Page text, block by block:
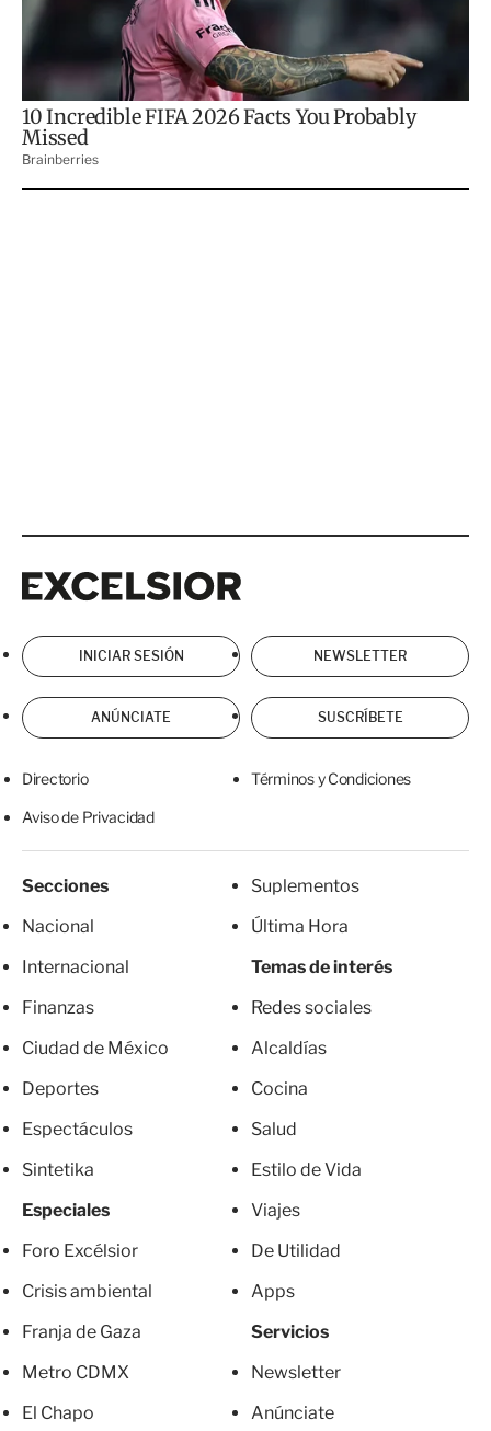
INICIAR SESIÓN NEWSLETTER
ANÚNCIATE SUSCRÍBETE
Directorio Términos y Condiciones
Aviso de Privacidad
Secciones
Nacional
Internacional
Finanzas
Ciudad de México
Deportes
Espectáculos
Sintetika
Especiales
Foro Excélsior
Crisis ambiental
Franja de Gaza
Metro CDMX
El Chapo
Suplementos
Última Hora
Temas de interés
Redes sociales
Alcaldías
Cocina
Salud
Estilo de Vida
Viajes
De Utilidad
Apps
Servicios
Newsletter
Anúnciate